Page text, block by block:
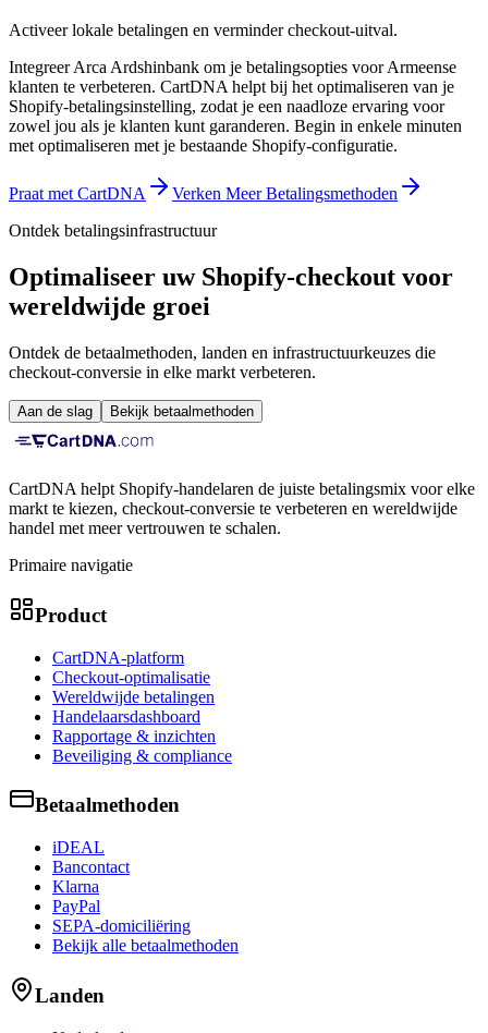
Activeer lokale betalingen en verminder checkout-uitval.
Integreer Arca Ardshinbank om je betalingsopties voor Armeense
klanten te verbeteren. CartDNA helpt bij het optimaliseren van je
Shopify-betalingsinstelling, zodat je een naadloze ervaring voor
zowel jou als je klanten kunt garanderen. Begin in enkele minuten
met optimaliseren met je bestaande Shopify-configuratie.
Praat met CartDNA
Verken Meer Betalingsmethoden
Ontdek betalingsinfrastructuur
Optimaliseer uw Shopify-checkout voor
wereldwijde groei
Ontdek de betaalmethoden, landen en infrastructuurkeuzes die
checkout-conversie in elke markt verbeteren.
Aan de slag Bekijk betaalmethoden
CartDNA helpt Shopify-handelaren de juiste betalingsmix voor elke
markt te kiezen, checkout-conversie te verbeteren en wereldwijde
handel met meer vertrouwen te schalen.
Primaire navigatie
Product
CartDNA-platform
Checkout-optimalisatie
Wereldwijde betalingen
Handelaarsdashboard
Rapportage & inzichten
Beveiliging & compliance
Betaalmethoden
iDEAL
Bancontact
Klarna
PayPal
SEPA-domiciliëring
Bekijk alle betaalmethoden
Landen